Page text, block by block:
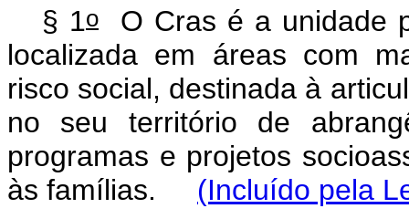
§ 1o O Cras é a unidade
localizada em áreas com
risco social, destinada à
no seu território de
programas e projetos
às famílias. (Incluído pela